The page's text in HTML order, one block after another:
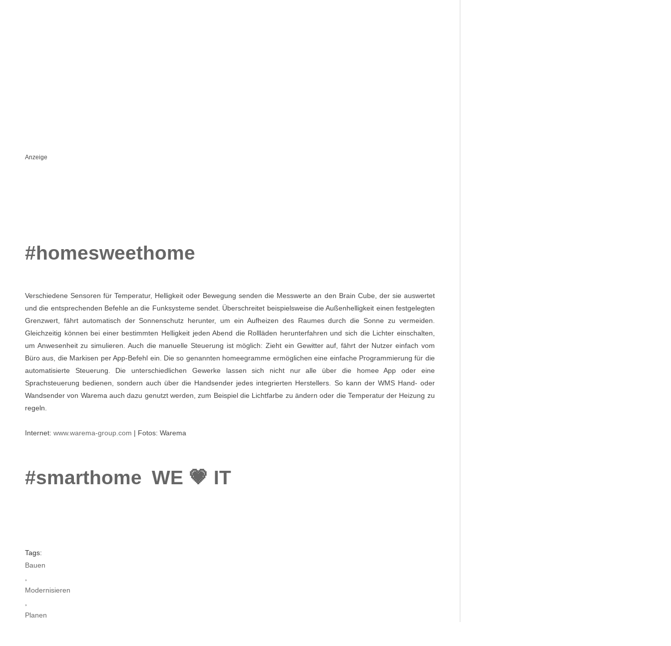
Anzeige
#homesweethome
Verschiedene Sensoren für Temperatur, Helligkeit oder Bewegung senden die Messwerte an den Brain Cube, der sie auswertet
und die entsprechenden Befehle an die Funksysteme sendet. Überschreitet beispielsweise die Außenhelligkeit einen festgelegten
Grenzwert, fährt automatisch der Sonnenschutz herunter, um ein Aufheizen des Raumes durch die Sonne zu vermeiden.
Gleichzeitig können bei einer bestimmten Helligkeit jeden Abend die Rollläden herunterfahren und sich die Lichter einschalten,
um Anwesenheit zu simulieren. Auch die manuelle Steuerung ist möglich: Zieht ein Gewitter auf, fährt der Nutzer einfach vom
Büro aus, die Markisen per App-Befehl ein. Die so genannten homeegramme ermöglichen eine einfache Programmierung für die
automatisierte Steuerung. Die unterschiedlichen Gewerke lassen sich nicht nur alle über die homee App oder eine
Sprachsteuerung bedienen, sondern auch über die Handsender jedes integrierten Herstellers. So kann der WMS Hand- oder
Wandsender von Warema auch dazu genutzt werden, zum Beispiel die Lichtfarbe zu ändern oder die Temperatur der Heizung zu
regeln.
Internet: www.warema-group.com | Fotos: Warema
#smarthome WE 💗 IT
Tags:
Bauen
Modernisieren
Planen